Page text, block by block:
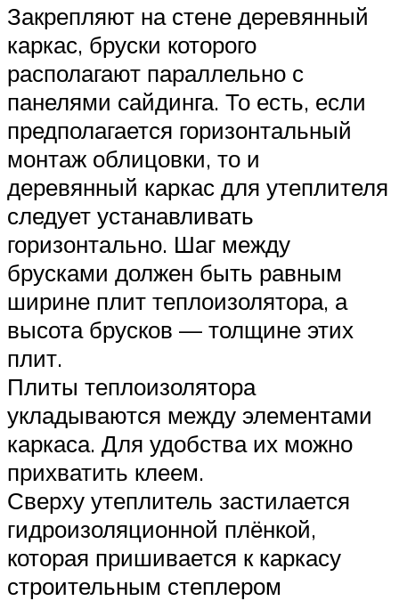
Закрепляют на стене деревянный
каркас, бруски которого
располагают параллельно с
панелями сайдинга. То есть, если
предполагается горизонтальный
монтаж облицовки, то и
деревянный каркас для утеплителя
следует устанавливать
горизонтально. Шаг между
брусками должен быть равным
ширине плит теплоизолятора, а
высота брусков — толщине этих
плит.
Плиты теплоизолятора
укладываются между элементами
каркаса. Для удобства их можно
прихватить клеем.
Сверху утеплитель застилается
гидроизоляционной плёнкой,
которая пришивается к каркасу
строительным степлером